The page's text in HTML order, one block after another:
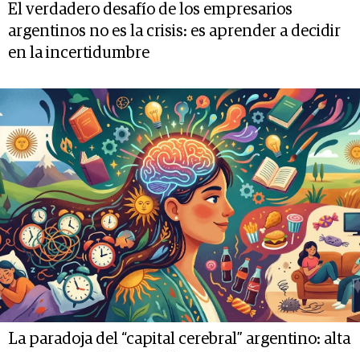
El verdadero desafío de los empresarios
argentinos no es la crisis: es aprender a decidir
en la incertidumbre
La paradoja del “capital cerebral” argentino: alta